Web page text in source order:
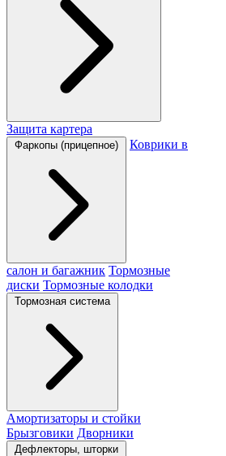
Защита картера
Фаркопы (прицепное) Коврики в
салон и багажник Тормозные
диски Тормозные колодки
Тормозная система
Амортизаторы и стойки
Брызговики Дворники
Дефлекторы, шторки